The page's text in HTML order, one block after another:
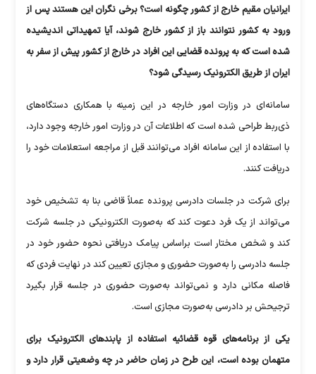
ایرانیان مقیم خارج از کشور چگونه است؟ برخی نگران این هستند پس از
ورود به کشور نتوانند باز از کشور خارج شوند، آیا تمهیداتی اندیشیده
شده است که به پرونده قضایی این افراد در خارج از کشور پیش از سفر به
ایران از طریق الکترونیک رسیدگی شود؟
سامانه‌ای در وزارت امور خارجه در این زمینه با همکاری دستگاه‌های
ذی‌ربط طراحی شده است که اطلاعات آن در وزارت امور خارجه وجود دارد،
با استفاده از این سامانه افراد می‌توانند قبل از مراجعه استعلامات خود را
دریافت کنند.
برای شرکت در جلسات دادرسی پرونده عملاً قاضی بنا به تشخیص خود
می‌تواند از یک فرد دعوت کند که به‌صورت الکترونیکی در جلسه شرکت
کند و شخص مختار است براساس پیامک دریافتی نحوه حضور خود در
جلسه دادرسی را به‌صورت حضوری و مجازی تعیین کند در نهایت فردی که
فاصله مکانی دارد و نمی‌تواند به‌صورت حضوری در جلسه قرار بگیرد
ترجیحش بر دادرسی به‌صورت مجازی است.
یکی از برنامه‌های قوه قضائیه استفاده از پابند‌های الکترونیک برای
متهمان بوده است، این طرح در زمان حاضر در چه وضعیتی قرار دارد و